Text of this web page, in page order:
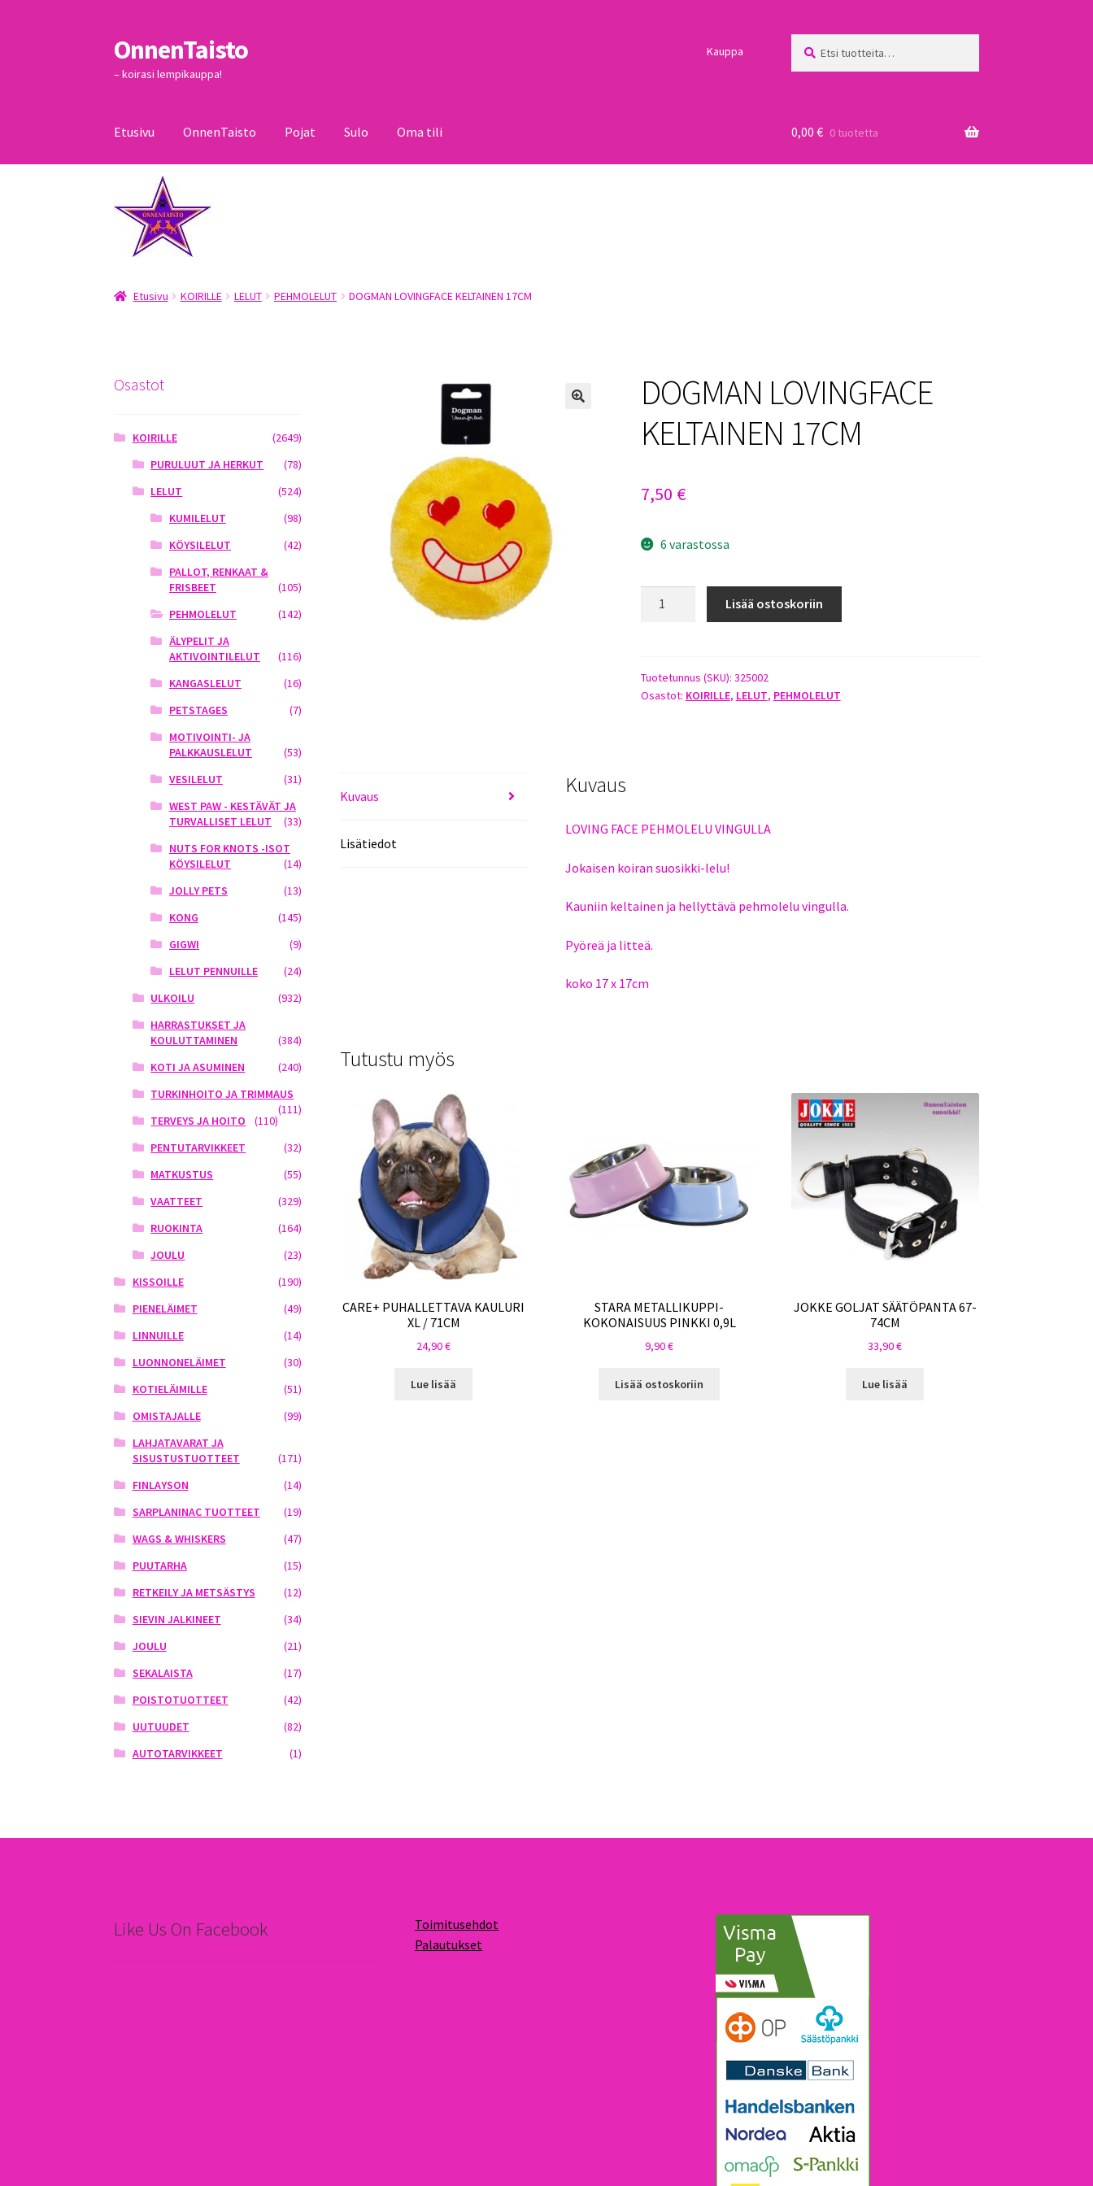
Siirry
navigointiin
Siirry
sisältöön
OnnenTaisto
– koirasi lempikauppa!
Kauppa
Etusivu OnnenTaisto Pojat Sulo Oma tili
Kassa
0,00 € 0 tuotetta
Etusivu KOIRILLE LELUT PEHMOLELUT DOGMAN LOVINGFACE KELTAINEN 17CM
DOGMAN LOVINGFACE
KELTAINEN 17CM
7,50 €
6 varastossa
määrä
Lisää ostoskoriin
Tuotetunnus (SKU): 325002
Osastot: KOIRILLE, LELUT, PEHMOLELUT
Kuvaus
Lisätiedot
Kuvaus
LOVING FACE PEHMOLELU VINGULLA
Jokaisen koiran suosikki-lelu!
Kauniin keltainen ja hellyttävä pehmolelu vingulla.
Pyöreä ja litteä.
koko 17 x 17cm
Tutustu myös
CARE+ PUHALLETTAVA KAULURI
XL / 71CM
24,90€
Lue lisää
STARA METALLIKUPPI-
KOKONAISUUS PINKKI 0,9L
9,90€
Lisää ostoskoriin
JOKKE GOLJAT SÄÄTÖPANTA 67-
74CM
33,90€
Lue lisää
Osastot
KOIRILLE
(2649)
PURULUUT JA HERKUT
(78)
LELUT
(524)
KUMILELUT
(98)
KÖYSILELUT
(42)
PALLOT, RENKAAT &
FRISBEET
(105)
PEHMOLELUT
(142)
ÄLYPELIT JA
AKTIVOINTILELUT
(116)
KANGASLELUT
(16)
PETSTAGES
(7)
MOTIVOINTI- JA
PALKKAUSLELUT
(53)
VESILELUT
(31)
WEST PAW - KESTÄVÄT JA
TURVALLISET LELUT
(33)
NUTS FOR KNOTS -ISOT
KÖYSILELUT
(14)
JOLLY PETS
(13)
KONG
(145)
GIGWI
(9)
LELUT PENNUILLE
(24)
ULKOILU
(932)
HARRASTUKSET JA
KOULUTTAMINEN
(384)
KOTI JA ASUMINEN
(240)
TURKINHOITO JA TRIMMAUS
(111)
TERVEYS JA HOITO
(110)
PENTUTARVIKKEET
(32)
MATKUSTUS
(55)
VAATTEET
(329)
RUOKINTA
(164)
JOULU
(23)
KISSOILLE
(190)
PIENELÄIMET
(49)
LINNUILLE
(14)
LUONNONELÄIMET
(30)
KOTIELÄIMILLE
(51)
OMISTAJALLE
(99)
LAHJATAVARAT JA
SISUSTUSTUOTTEET
(171)
FINLAYSON
(14)
SARPLANINAC TUOTTEET
(19)
WAGS & WHISKERS
(47)
PUUTARHA
(15)
RETKEILY JA METSÄSTYS
(12)
SIEVIN JALKINEET
(34)
JOULU
(21)
SEKALAISTA
(17)
POISTOTUOTTEET
(42)
UUTUUDET
(82)
AUTOTARVIKKEET
(1)
Like Us On Facebook
Toimitusehdot
Palautukset